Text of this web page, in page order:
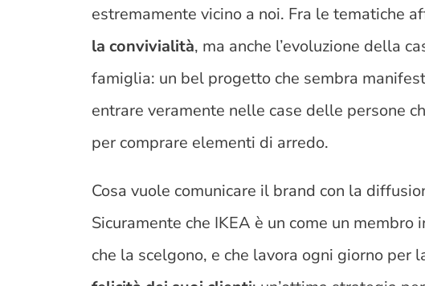
estremamente vicino a noi. Fra le tematiche
la convivialità, ma anche l’evoluzione della
famiglia: un bel progetto che sembra
entrare veramente nelle case delle persone
per comprare elementi di arredo.
Cosa vuole comunicare il brand con la
Sicuramente che IKEA è un come un
che la scelgono, e che lavora ogni giorno per